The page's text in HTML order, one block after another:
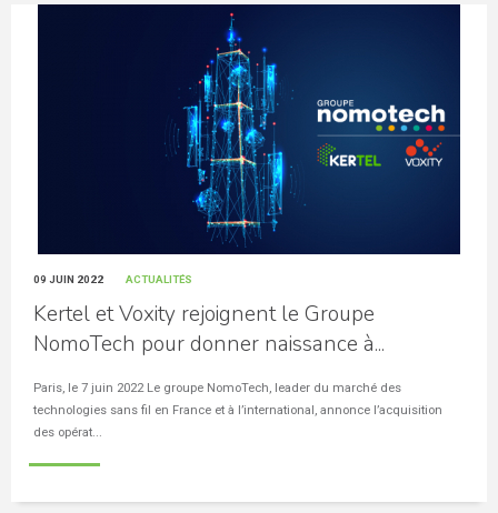
09 JUIN 2022 ACTUALITÉS
Kertel et Voxity rejoignent le Groupe
NomoTech pour donner naissance à...
Paris, le 7 juin 2022 Le groupe NomoTech, leader du marché des
technologies sans fil en France et à l’international, annonce l’acquisition
des opérat...